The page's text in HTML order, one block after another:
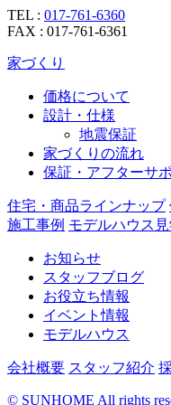
TEL : 017-761-6360
FAX : 017-761-6361
家づくり
価格について
設計・仕様
地震保証
家づくりの流れ
保証・アフターサ
住宅・商品ラインナップ
施工事例 モデルハウス
お知らせ
スタッフブログ
お役立ち情報
イベント情報
モデルハウス
会社概要 スタッフ紹介
© SUNHOME All rights